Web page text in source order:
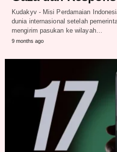
Kudakyv - Misi Perdamaian
dunia internasional setelah
mengirim pasukan ke wilayah…
9 months ago